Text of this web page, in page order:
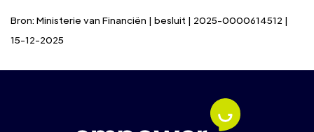
Bron: Ministerie van Financiën | besluit | 2025-0000614512 |
15-12-2025